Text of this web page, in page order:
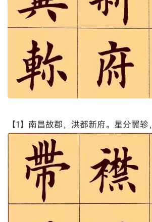
【1】南昌故郡，洪都新府。星分翼轸，